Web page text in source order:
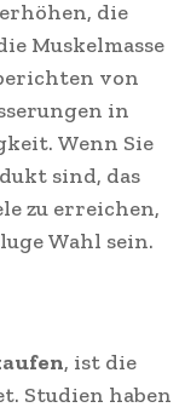
die
Muskelmasse
von
in
Wenn Sie
sind, das
zu erreichen,
Wahl sein.
, ist die
Studien haben